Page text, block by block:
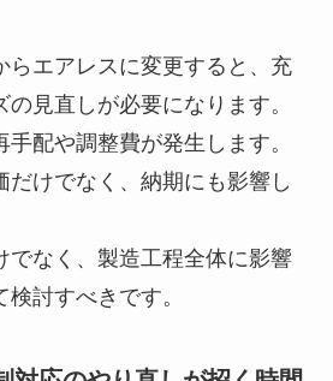
らエアレスに変更すると、充
見直しが必要になります。
配や調整費が発生します。
だけでなく、納期にも影響し
でなく、製造工程全体に影響
討すべきです。